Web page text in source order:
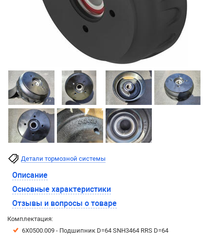
Детали тормозной системы
Описание
Основные характеристики
Отзывы и вопросы о товаре
Комплектация:
6X0500.009 - Подшипник D=64 SNH3464 RRS D=64